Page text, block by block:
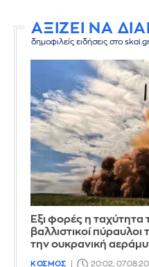
ΑΞΙΖΕΙ ΝΑ
δημοφιλείς ειδήσεις στο
Έξι φορές η ταχύτητα
βαλλιστικοί
την ουκρανική
ΚΟΣΜΟΣ 20:02,